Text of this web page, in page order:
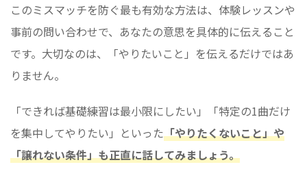
このミスマッチを防ぐ最も有効な方法は、体験レッスンや
事前の問い合わせで、あなたの意思を具体的に伝えること
です。大切なのは、「やりたいこと」を伝えるだけではあ
りません。
「できれば基礎練習は最小限にしたい」「特定の1曲だけ
を集中してやりたい」といった「やりたくないこと」や
「譲れない条件」も正直に話してみましょう。